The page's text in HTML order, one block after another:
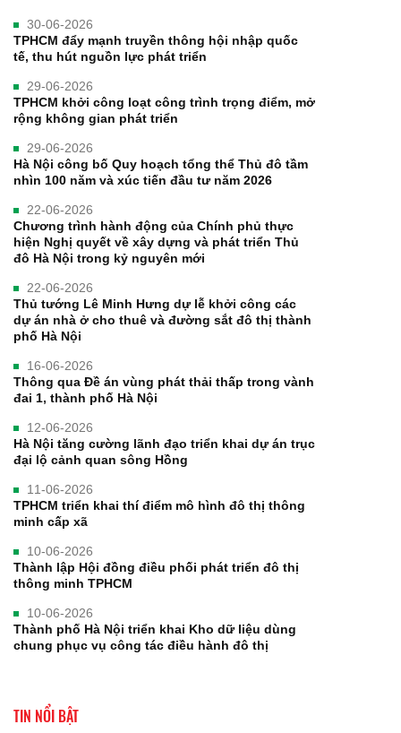
30-06-2026
TPHCM đẩy mạnh truyền thông hội nhập quốc
tế, thu hút nguồn lực phát triển
29-06-2026
TPHCM khởi công loạt công trình trọng điểm, mở
rộng không gian phát triển
29-06-2026
Hà Nội công bố Quy hoạch tổng thể Thủ đô tầm
nhìn 100 năm và xúc tiến đầu tư năm 2026
22-06-2026
Chương trình hành động của Chính phủ thực
hiện Nghị quyết về xây dựng và phát triển Thủ
đô Hà Nội trong kỷ nguyên mới
22-06-2026
Thủ tướng Lê Minh Hưng dự lễ khởi công các
dự án nhà ở cho thuê và đường sắt đô thị thành
phố Hà Nội
16-06-2026
Thông qua Đề án vùng phát thải thấp trong vành
đai 1, thành phố Hà Nội
12-06-2026
Hà Nội tăng cường lãnh đạo triển khai dự án trục
đại lộ cảnh quan sông Hồng
11-06-2026
TPHCM triển khai thí điểm mô hình đô thị thông
minh cấp xã
10-06-2026
Thành lập Hội đồng điều phối phát triển đô thị
thông minh TPHCM
10-06-2026
Thành phố Hà Nội triển khai Kho dữ liệu dùng
chung phục vụ công tác điều hành đô thị
TIN NỔI BẬT